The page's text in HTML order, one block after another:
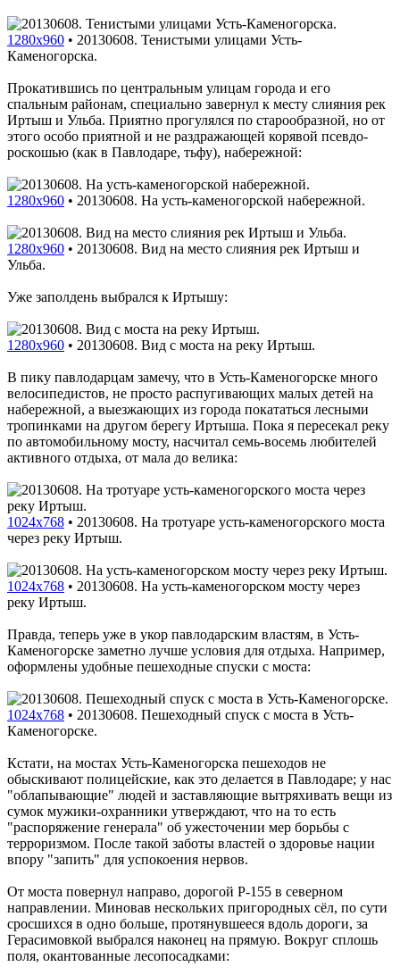
1280x960 • 20130608. Тенистыми улицами Усть-
Каменогорска.
Прокатившись по центральным улицам города и его
спальным районам, специально завернул к месту слияния рек
Иртыш и Ульба. Приятно прогулялся по старообразной, но от
этого особо приятной и не раздражающей корявой псевдо-
роскошью (как в Павлодаре, тьфу), набережной:
1280x960 • 20130608. На усть-каменогорской набережной.
1280x960 • 20130608. Вид на место слияния рек Иртыш и
Ульба.
Уже заполдень выбрался к Иртышу:
1280x960 • 20130608. Вид с моста на реку Иртыш.
В пику павлодарцам замечу, что в Усть-Каменогорске много
велосипедистов, не просто распугивающих малых детей на
набережной, а выезжающих из города покататься лесными
тропинками на другом берегу Иртыша. Пока я пересекал реку
по автомобильному мосту, насчитал семь-восемь любителей
активного отдыха, от мала до велика:
1024x768 • 20130608. На тротуаре усть-каменогорского моста
через реку Иртыш.
1024x768 • 20130608. На усть-каменогорском мосту через
реку Иртыш.
Правда, теперь уже в укор павлодарским властям, в Усть-
Каменогорске заметно лучше условия для отдыха. Например,
оформлены удобные пешеходные спуски с моста:
1024x768 • 20130608. Пешеходный спуск с моста в Усть-
Каменогорске.
Кстати, на мостах Усть-Каменогорска пешеходов не
обыскивают полицейские, как это делается в Павлодаре; у нас
"облапывающие" людей и заставляющие вытряхивать вещи из
сумок мужики-охранники утверждают, что на то есть
"распоряжение генерала" об ужесточении мер борьбы с
терроризмом. После такой заботы властей о здоровье нации
впору "запить" для успокоения нервов.
От моста повернул направо, дорогой P-155 в северном
направлении. Миновав нескольких пригородных сёл, по сути
сросшихся в одно больше, протянувшееся вдоль дороги, за
Герасимовкой выбрался наконец на прямую. Вокруг сплошь
поля, окантованные лесопосадками: